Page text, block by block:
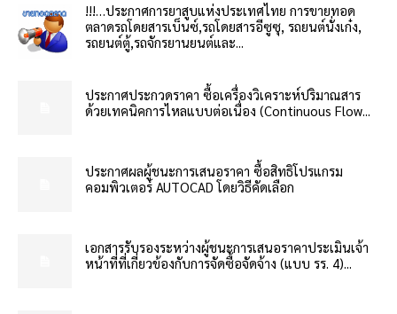
!!!…ประกาศการยาสูบแห่งประเทศไทย การขายทอด
ตลาดรถโดยสารเบ็นซ์,รถโดยสารอีซูซุ, รถยนต์นั่งเก๋ง,
รถยนต์ตู้,รถจักรยานยนต์และ...
ประกาศประกวดราคา ซื้อเครื่องวิเคราะห์ปริมาณสาร
ด้วยเทคนิคการไหลแบบต่อเนื่อง (Continuous Flow...
ประกาศผลผู้ชนะการเสนอราคา ซื้อสิทธิโปรแกรม
คอมพิวเตอร์ AUTOCAD โดยวิธีคัดเลือก
เอกสารรับรองระหว่างผู้ชนะการเสนอราคาประเมินเจ้า
หน้าที่ที่เกี่ยวข้องกับการจัดซื้อจัดจ้าง (แบบ รร. 4)...